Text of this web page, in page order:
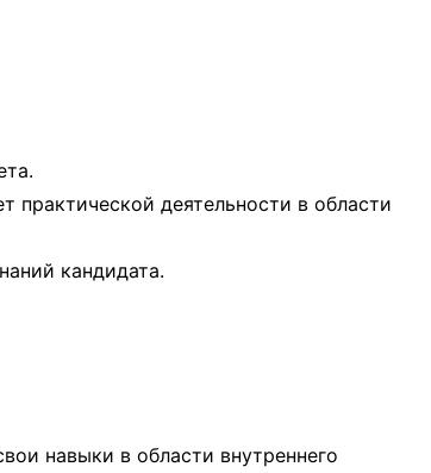
практической деятельности в области
кандидата.
навыки в области внутреннего